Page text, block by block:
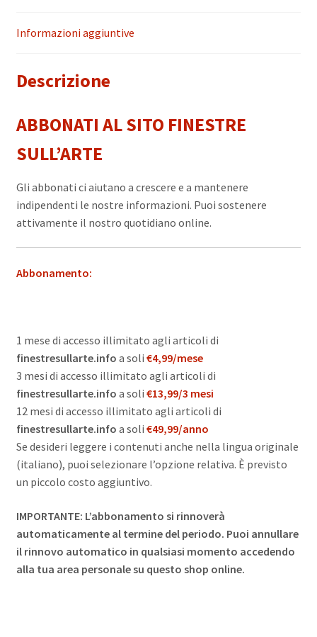
Informazioni aggiuntive
Descrizione
ABBONATI AL SITO FINESTRE
SULL’ARTE
Gli abbonati ci aiutano a crescere e a mantenere
indipendenti le nostre informazioni. Puoi sostenere
attivamente il nostro quotidiano online.
Abbonamento:
1 mese di accesso illimitato agli articoli di
finestresullarte.info a soli €4,99/mese
3 mesi di accesso illimitato agli articoli di
finestresullarte.info a soli €13,99/3 mesi
12 mesi di accesso illimitato agli articoli di
finestresullarte.info a soli €49,99/anno
Se desideri leggere i contenuti anche nella lingua originale
(italiano), puoi selezionare l’opzione relativa. È previsto
un piccolo costo aggiuntivo.
IMPORTANTE: L’abbonamento si rinnoverà
automaticamente al termine del periodo. Puoi annullare
il rinnovo automatico in qualsiasi momento accedendo
alla tua area personale su questo shop online.